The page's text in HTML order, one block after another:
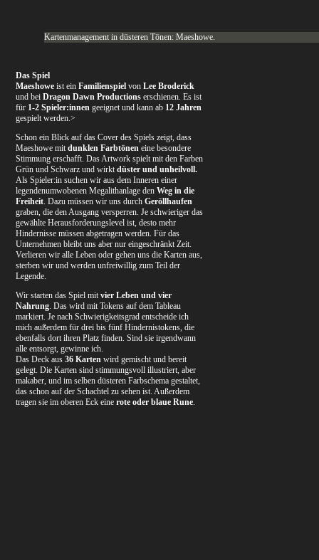
Kartenmanagement in düsteren Tönen: Maeshowe.
Das Spiel
Maeshoweist einFamilienspiel vonLee Broderick
und beiDragon Dawn Productions erschienen. Es ist
für 1-2 Spieler:innen geeignet und kann ab 12 Jahren
gespielt werden.>
Schon ein Blick auf das Cover des Spiels zeigt, dass
Maeshowe mitdunklen Farbtönen eine besondere
Stimmung erschafft. Das Artwork spielt mit den Farben
Grün und Schwarz und wirktdüster und unheilvoll.
Als Spieler:in suchen wir aus dem Inneren einer
legendenumwobenen Megalithanlage denWeg in die
Freiheit. Dazu müssen wir uns durchGeröllhaufen
graben, die den Ausgang versperren. Je schwieriger das
gewählte Herausforderungslevel ist, desto mehr
Hindernisse müssen abgetragen werden. Für das
Unternehmen bleibt uns aber nur eingeschränkt Zeit.
Verlieren wir alle Leben oder gehen uns die Karten aus,
sterben wir und werden unfreiwillig zum Teil der
Legende.
Wir starten das Spiel mitvier Leben und vier
Nahrung. Das wird mit Tokens auf dem Tableau
markiert. Je nach Schwierigkeitsgrad entscheide ich
mich außerdem für drei bis fünf Hindernistokens, die
ebenfalls dort ihren Platz finden. Sind sie irgendwann
alle entsorgt, gewinne ich.
Das Deck aus36 Karten wird gemischt und bereit
gelegt. Die Karten sind stimmungsvoll illustriert, aber
makaber, und im selben düsteren Farbschema gestaltet,
das schon auf der Schachtel zu sehen ist. Außerdem
tragen sie im oberen Eck einerote oder blaue Rune.